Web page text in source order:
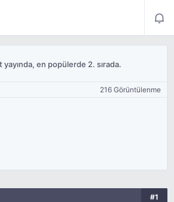
en popülerde 2. sırada.
216 Görüntülenme
#1